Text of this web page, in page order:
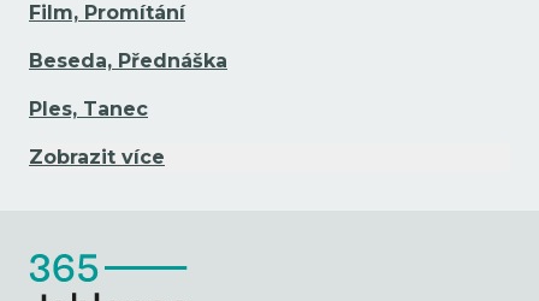
Film, Promítání
Beseda, Přednáška
Ples, Tanec
Zobrazit více